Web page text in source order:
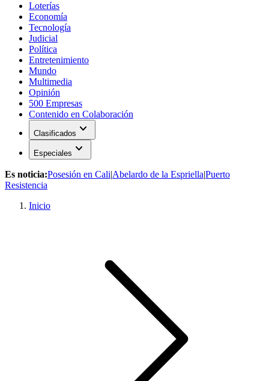
Loterías
Economía
Tecnología
Judicial
Política
Entretenimiento
Mundo
Multimedia
Opinión
500 Empresas
Contenido en Colaboración
Clasificados expand_more
Especiales expand_more
Es noticia:Posesión en Cali|Abelardo de la Espriella|Puerto
Resistencia
Inicio